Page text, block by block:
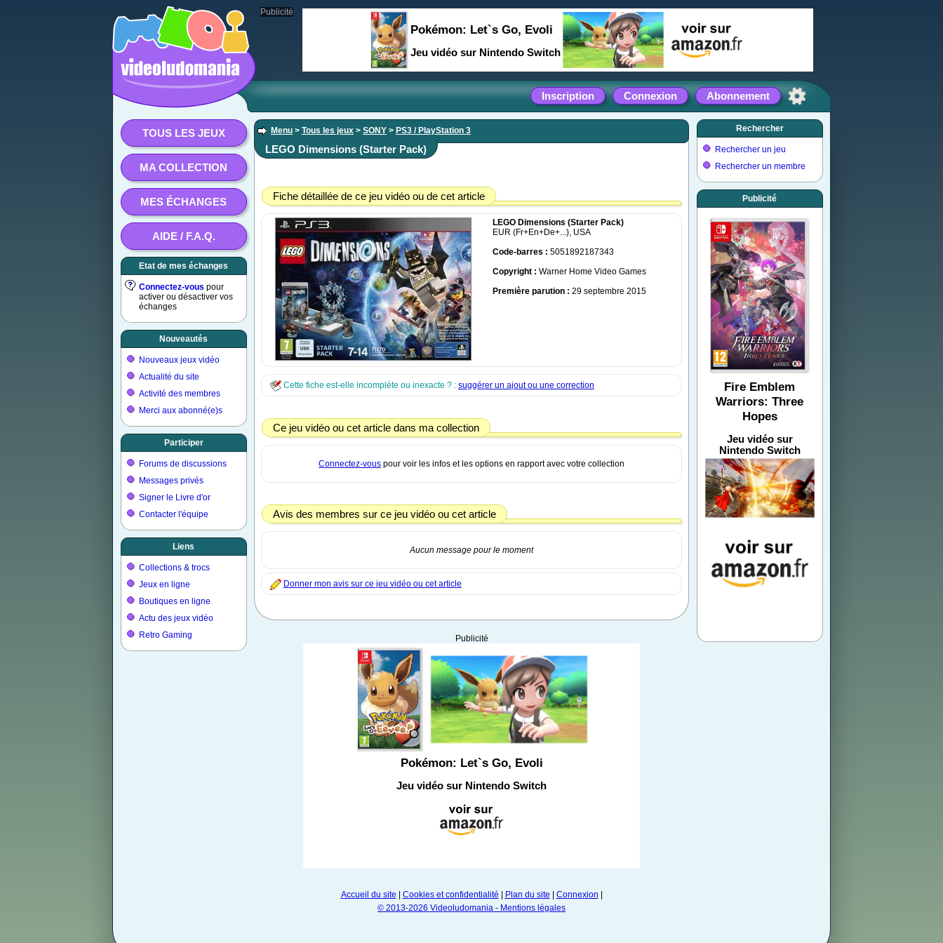
Inscription Connexion Abonnement
TOUS LES JEUX
MA COLLECTION
MES ÉCHANGES
AIDE / F.A.Q.
Etat de mes échanges
Connectez-vous pour
activer ou désactiver vos
échanges
Nouveautés
Nouveaux jeux vidéo
Actualité du site
Activité des membres
Merci aux abonné(e)s
Participer
Forums de discussions
Messages privés
Signer le Livre d'or
Contacter l'équipe
Liens
Collections & trocs
Jeux en ligne
Boutiques en ligne
Actu des jeux vidéo
Retro Gaming
Menu > Tous les jeux > SONY > PS3 / PlayStation 3
LEGO Dimensions (Starter Pack)
Fiche détaillée de ce jeu vidéo ou de cet article
LEGO Dimensions (Starter Pack)
EUR (Fr+En+De+...), USA
Code-barres : 5051892187343
Copyright : Warner Home Video Games
Première parution : 29 septembre 2015
Cette fiche est-elle incomplète ou inexacte ? : suggérer un ajout ou une correction
Ce jeu vidéo ou cet article dans ma collection
Connectez-vous pour voir les infos et les options en rapport avec votre collection
Avis des membres sur ce jeu vidéo ou cet article
Aucun message pour le moment
Donner mon avis sur ce jeu vidéo ou cet article
Publicité
Pokémon: Let`s Go, Evoli
Jeu vidéo sur Nintendo Switch
Accueil du site Cookies et confidentialité Plan du site Connexion
© 2013-2026 Videoludomania - Mentions légales
Rechercher
Rechercher un jeu
Rechercher un membre
Publicité
Fire Emblem
Warriors: Three
Hopes
Jeu vidéo sur
Nintendo Switch
Publicité
Pokémon: Let`s Go, Evoli
Jeu vidéo sur Nintendo Switch